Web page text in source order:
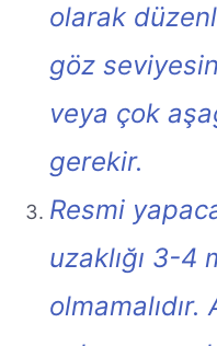
olarak
göz
veya çok
gerekir.
Resmi
uzaklığı 3-4